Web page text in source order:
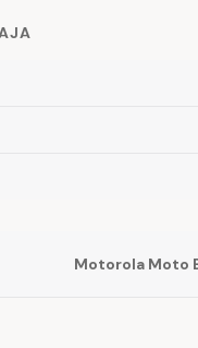
Motorola Moto